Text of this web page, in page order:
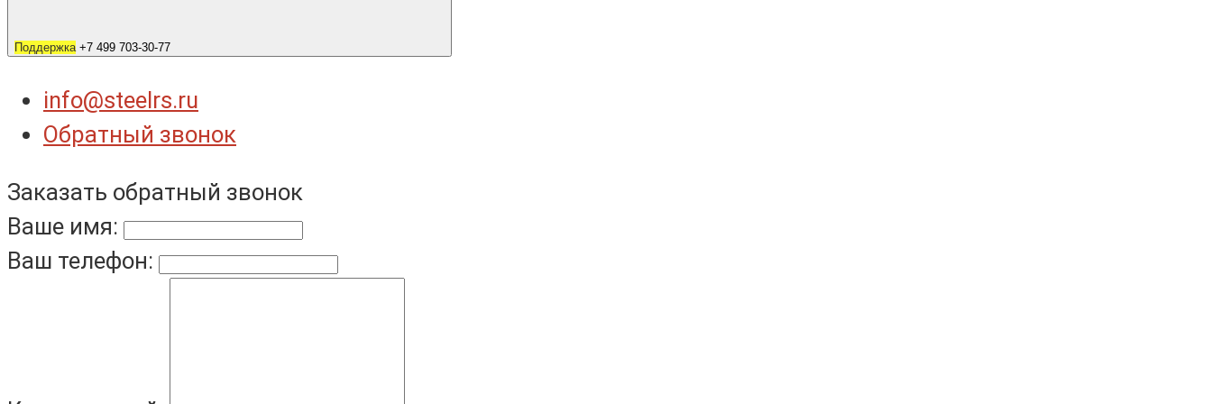
Поддержка +7 499 703-30-77
info@steelrs.ru
Обратный звонок
Заказать обратный звонок
Ваше имя:
Ваш телефон: